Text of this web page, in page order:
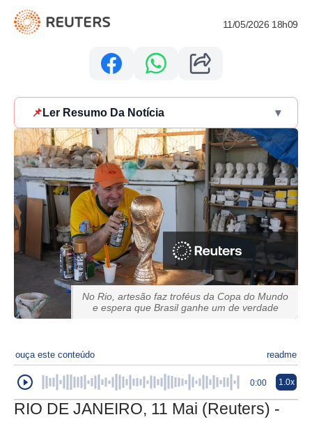
11/05/2026 18h09
📌 Ler Resumo Da Notícia ▾
No Rio, artesão faz troféus da Copa do Mundo
e espera que Brasil ganhe um de verdade
ouça este conteúdo readme
0:00 1.0x
RIO DE JANEIRO, 11 Mai (Reuters) -